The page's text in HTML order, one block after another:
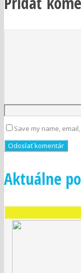
Save my name,
Aktuálne